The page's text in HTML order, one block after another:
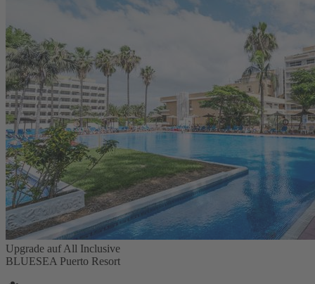
Upgrade auf All Inclusive
BLUESEA Puerto Resort